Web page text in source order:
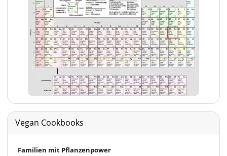
Vegan Cookbooks
Familien mit Pflanzenpower